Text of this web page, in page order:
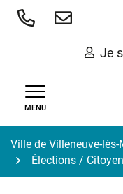
Aller
Je
MENU
Ville de Villeneuve-
Élections /